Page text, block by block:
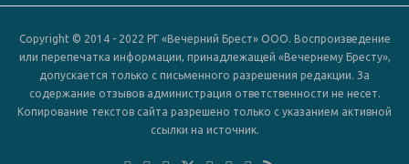
Copyright © 2014 - 2022 РГ «Вечерний Брест» ООО. Воспроизведение
или перепечатка информации, принадлежащей «Вечернему Бресту»,
допускается только с письменного разрешения редакции. За
содержание отзывов администрация ответственности не несет.
Копирование текстов сайта разрешено только с указанием активной
ссылки на источник.